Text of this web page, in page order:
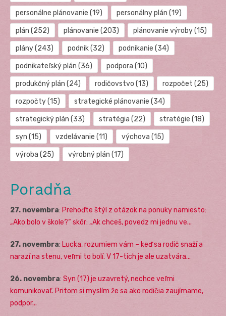
personálne plánovanie (19) personálny plán (19)
plán (252) plánovanie (203) plánovanie výroby(15)
plány(243) podnik(32) podnikanie (34)
podnikateľský plán (36) podpora (10)
produkčný plán (24) rodičovstvo (13) rozpočet (25)
rozpočty(15) strategické plánovanie (34)
strategický plán (33) stratégia (22) stratégie (18)
syn (15) vzdelávanie (11) výchova (15)
výroba (25) výrobný plán (17)
Poradňa
27. novembra: Prehoďte štýl z otázok na ponuky namiesto:
„Ako bolo v škole?“ skôr: „Ak chceš, povedz mi jednu ve...
27. novembra: Lucka, rozumiem vám – keď sa rodič snaží a
narazí na stenu, veľmi to bolí. V 17-tich je ale uzatvára...
26. novembra: Syn (17) je uzavretý, nechce veľmi
komunikovať. Pritom si myslím že sa ako rodičia zaujímame,
podpor...